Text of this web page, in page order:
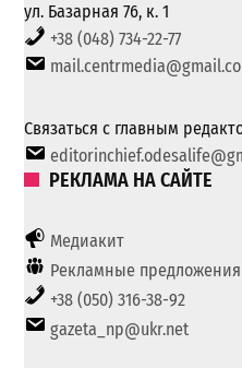
ул. Базарная 76, к. 1
+38 (048) 734-22-77
Связаться с главным
РЕКЛАМА НА САЙТЕ
Медиакит
Рекламные предложения
+38 (050) 316-38-92
gazeta_np@ukr.net